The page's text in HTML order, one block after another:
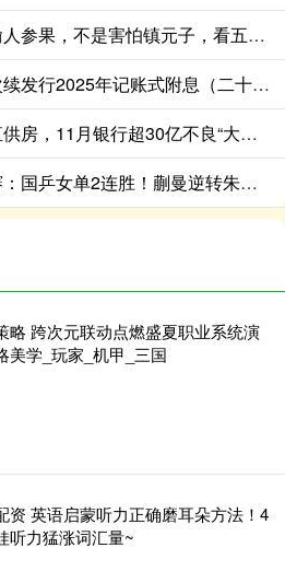
大华配资 难怪妖怪们不偷人参果，不是害怕镇元子，看五庄观土地爷怎么说的
小散配资 财政部拟第一次续发行2025年记账式附息（二十三期）国债 竞争性招标面值总额970亿元
魔投网配资 不光有低价直供房，11月银行超30亿不良“大甩卖”
无锡恒鑫配资 澳门冠军赛：国乒女单2连胜！蒯曼逆转朱芊曦，晋级约战伊藤美诚
略 跨次元联动点燃盛夏职业系统演
美学_玩家_机甲_三国
资 英语启蒙听力正确磨耳朵方法！4
听力猛涨词汇量~